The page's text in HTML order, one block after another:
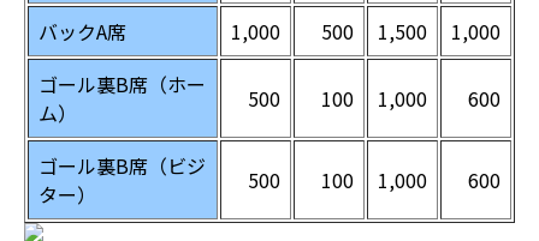
バックA席
1,000 500 1,500
1,000
ゴール裏B席（ホー
ム）
500 100 1,000 600
ゴール裏B席（ビジ
ター）
500 100 1,000 600